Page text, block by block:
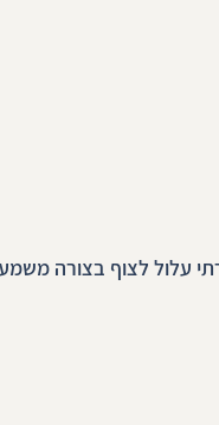
עלול לצוף בצורה